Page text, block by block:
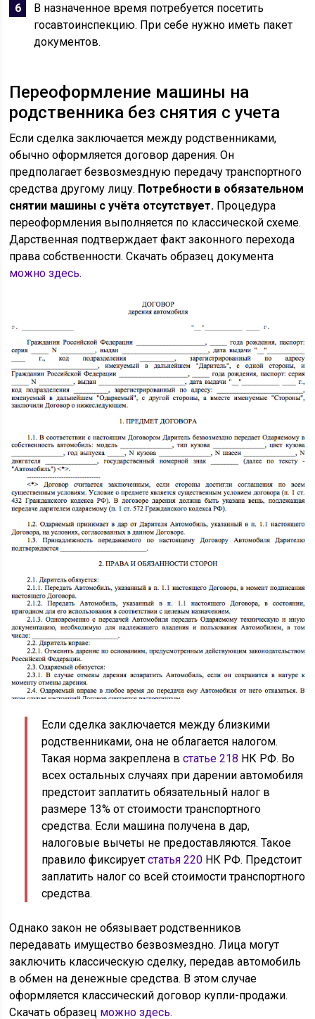
В назначенное время потребуется посетить
госавтоинспекцию. При себе нужно иметь пакет
документов.
Переоформление машины на
родственника без снятия с учета
Если сделка заключается между родственниками,
обычно оформляется договор дарения. Он
предполагает безвозмездную передачу транспортного
средства другому лицу. Потребности в обязательном
снятии машины с учёта отсутствует. Процедура
переоформления выполняется по классической схеме.
Дарственная подтверждает факт законного перехода
права собственности. Скачать образец документа
можно здесь.
Если сделка заключается между близкими
родственниками, она не облагается налогом.
Такая норма закреплена встатье 218 НК РФ. Во
всех остальных случаях при дарении автомобиля
предстоит заплатить обязательный налог в
размере 13% от стоимости транспортного
средства. Если машина получена в дар,
налоговые вычеты не предоставляются. Такое
правило фиксируетстатья 220 НК РФ. Предстоит
заплатить налог со всей стоимости транспортного
средства.
Однако закон не обязывает родственников
передавать имущество безвозмездно. Лица могут
заключить классическую сделку, передав автомобиль
в обмен на денежные средства. В этом случае
оформляется классический договор купли-продажи.
Скачать образец можно здесь.